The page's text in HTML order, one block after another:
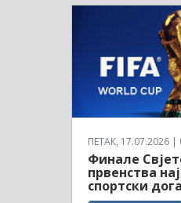
ПЕТАК, 17.07.2026 |
Финале
првенства
спортски